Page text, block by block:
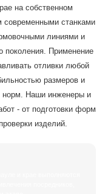
на собственном
современными станками
линиями и
поколения. Применение
отливки любой
размеров и
норм. Наши инженеры и
- от подготовки форм
изделий.